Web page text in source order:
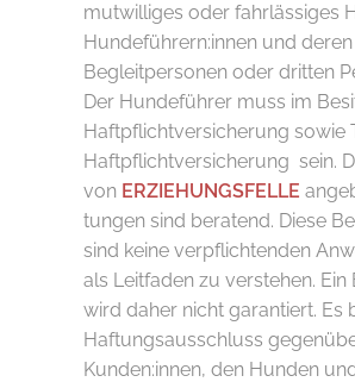
mutwilliges oder fahrlässiges
Hundeführern:innen und
Begleitpersonen oder dritten
Der Hundeführer muss im
Haftpflichtversicherung sowie
Haftpflichtversicherung sein.
von ERZIEHUNGSFELLE
tungen sind beratend. Diese
sind keine verpflichtenden
als Leitfaden zu verstehen.
wird daher nicht garantiert. Es
Haftungsausschluss
Kunden:innen, den Hunden